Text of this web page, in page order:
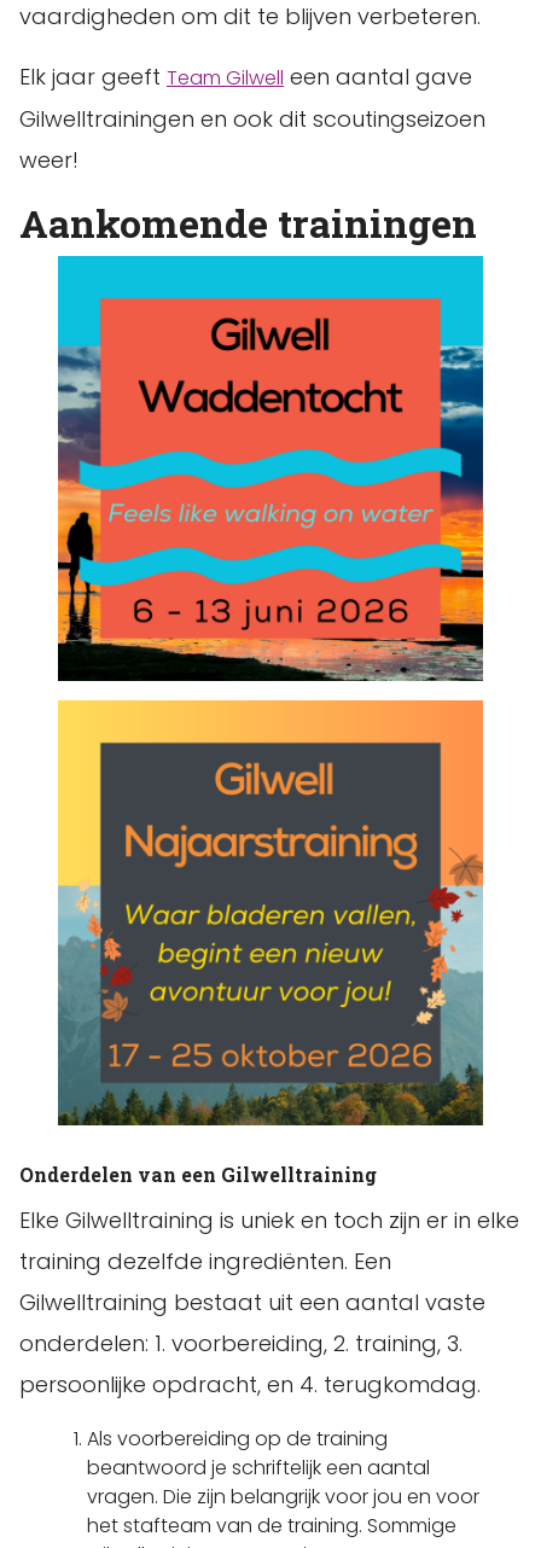
vaardigheden om dit te blijven verbeteren.
Elk jaar geeft Team Gilwell een aantal gave
Gilwelltrainingen en ook dit scoutingseizoen
weer!
Aankomende trainingen
Onderdelen van een Gilwelltraining
Elke Gilwelltraining is uniek en toch zijn er in elke
training dezelfde ingrediënten. Een
Gilwelltraining bestaat uit een aantal vaste
onderdelen: 1. voorbereiding, 2. training, 3.
persoonlijke opdracht, en 4. terugkomdag.
Als voorbereiding op de training
beantwoord je schriftelijk een aantal
vragen. Die zijn belangrijk voor jou en voor
het stafteam van de training. Sommige